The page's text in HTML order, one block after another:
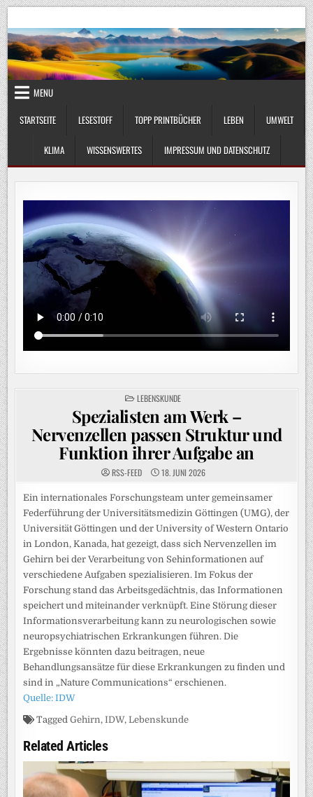
Skip
to
content
UmweltKlima.com
MENU
STARTSEITE
LESESTOFF TOPP PRINTBÜCHER LEBEN UMWELT
KLIMA WISSENSWERTES IMPRESSUM UND DATENSCHUTZ
POSTED
IN
LEBENSKUNDE
Spezialisten am Werk –
Nervenzellen passen Struktur und
Funktion ihrer Aufgabe an
RSS-FEED 18. JUNI 2026
Ein internationales Forschungsteam unter gemeinsamer
Federführung der Universitätsmedizin Göttingen (UMG), der
Universität Göttingen und der University of Western Ontario
in London, Kanada, hat gezeigt, dass sich Nervenzellen im
Gehirn bei der Verarbeitung von Sehinformationen auf
verschiedene Aufgaben spezialisieren. Im Fokus der
Forschung stand das Arbeitsgedächtnis, das Informationen
speichert und miteinander verknüpft. Eine Störung dieser
Informationsverarbeitung kann zu neurologischen sowie
neuropsychiatrischen Erkrankungen führen. Die
Ergebnisse könnten dazu beitragen, neue
Behandlungsansätze für diese Erkrankungen zu finden und
sind in „Nature Communications“ erschienen.
Quelle: IDW
TaggedGehirn,IDW,Lebenskunde
Related Articles